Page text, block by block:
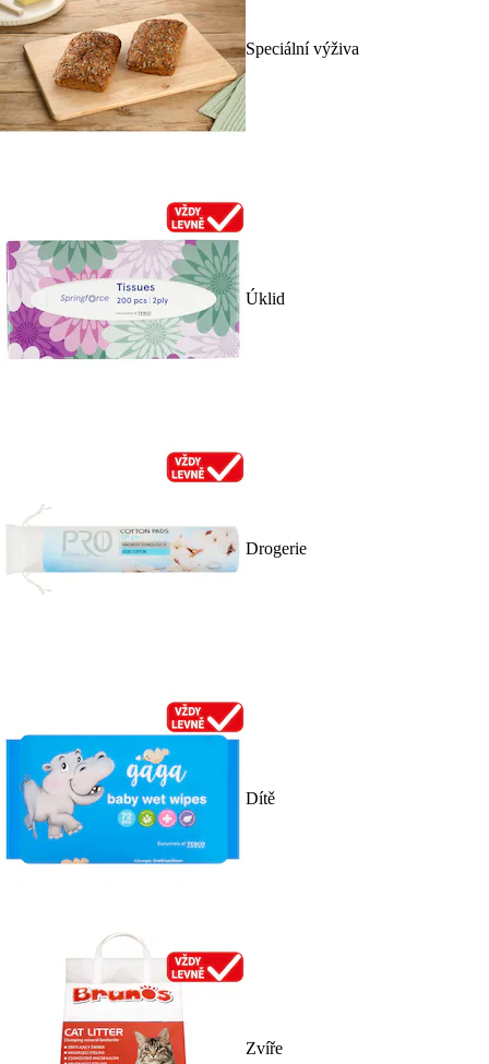
Speciální výživa
Úklid
Drogerie
Dítě
Zvíře